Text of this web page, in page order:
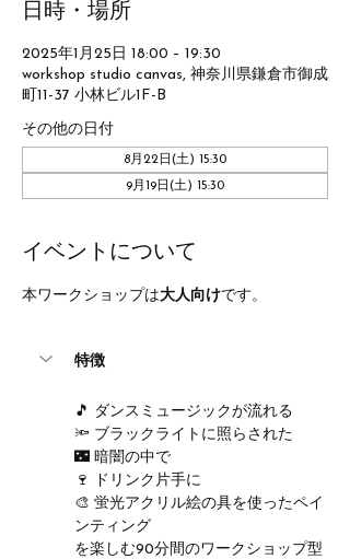
日時・場所
2025年1月25日 18:00 – 19:30
workshop studio canvas, 神奈川県鎌倉市御成
町11-37 小林ビル1F-B
その他の日付
8月22日(土) 15:30
9月19日(土) 15:30
イベントについて
本ワークショップは大人向けです。
特徴
🎵 ダンスミュージックが流れる
🔦 ブラックライトに照らされた
🌃 暗闇の中で
🍷 ドリンク片手に
🎨 蛍光アクリル絵の具を使ったペイ
ンティング
を楽しむ90分間のワークショップ型